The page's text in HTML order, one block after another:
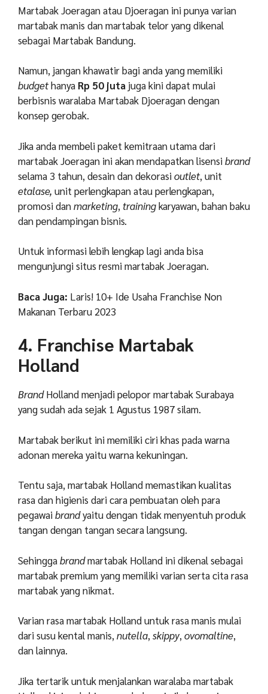
Martabak Joeragan atau Djoeragan ini punya varian
martabak manis dan martabak telor yang dikenal
sebagai Martabak Bandung.
Namun, jangan khawatir bagi anda yang memiliki
budgethanya Rp 50 juta juga kini dapat mulai
berbisnis waralaba Martabak Djoeragan dengan
konsep gerobak.
Jika anda membeli paket kemitraan utama dari
martabak Joeragan ini akan mendapatkan lisensibrand
selama 3 tahun, desain dan dekorasioutlet, unit
etalase, unit perlengkapan atau perlengkapan,
promosi danmarketing, trainingkaryawan, bahan baku
dan pendampingan bisnis.
Untuk informasi lebih lengkap lagi anda bisa
mengunjungi situs resmi martabak Joeragan.
Baca Juga: Laris! 10+ Ide Usaha Franchise Non
Makanan Terbaru 2023
4. Franchise Martabak
Holland
BrandHolland menjadi pelopor martabak Surabaya
yang sudah ada sejak 1 Agustus 1987 silam.
Martabak berikut ini memiliki ciri khas pada warna
adonan mereka yaitu warna kekuningan.
Tentu saja, martabak Holland memastikan kualitas
rasa dan higienis dari cara pembuatan oleh para
pegawaibrandyaitu dengan tidak menyentuh produk
tangan dengan tangan secara langsung.
Sehinggabrandmartabak Holland ini dikenal sebagai
martabak premium yang memiliki varian serta cita rasa
martabak yang nikmat.
Varian rasa martabak Holland untuk rasa manis mulai
dari susu kental manis, nutella, skippy, ovomaltine,
dan lainnya.
Jika tertarik untuk menjalankan waralaba martabak